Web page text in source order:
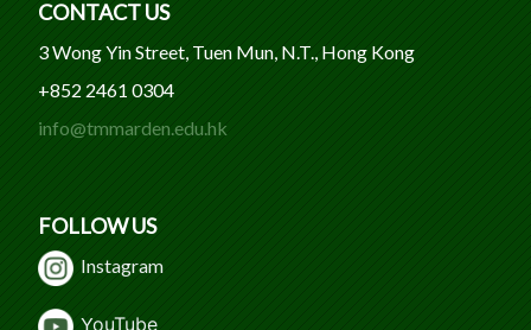
CONTACT US
3 Wong Yin Street, Tuen Mun, N.T., Hong Kong
+852 2461 0304
info@tmmarden.edu.hk
FOLLOW US
Instagram
YouTube